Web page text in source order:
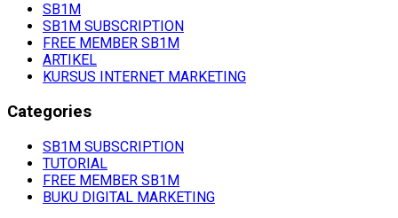
SB1M
SB1M SUBSCRIPTION
FREE MEMBER SB1M
ARTIKEL
KURSUS INTERNET MARKETING
Categories
SB1M SUBSCRIPTION
TUTORIAL
FREE MEMBER SB1M
BUKU DIGITAL MARKETING